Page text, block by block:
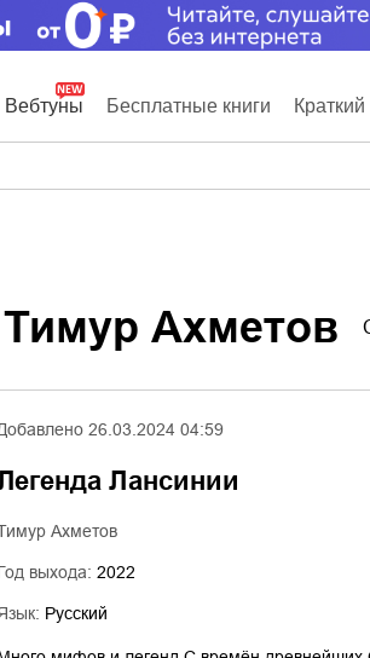
Вебтуны Бесплатные книги
Ахметов
26.03.2024 04:59
Лансинии
Ахметов
выхода: 2022
Русский